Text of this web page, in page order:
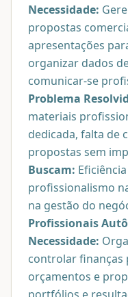
Necessidade:
propostas
apresentações
organizar dados
comunicar-se
Problema
materiais
dedicada, falta de
propostas sem
Buscam:
profissionalismo
na gestão do
Profissionais
Necessidade:
controlar finanças
orçamentos e